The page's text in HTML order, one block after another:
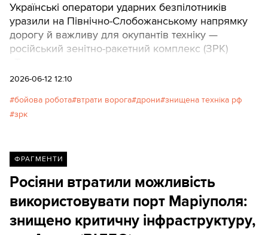
Українські оператори ударних безпілотників
уразили на Північно-Слобожанському напрямку
дорогу й важливу для окупантів техніку —
російський зенітно-ракетний комплекс (ЗРК)
2026-06-12 12:10
бойова робота втрати ворога дрони знищена техніка рф
зрк
ФРАГМЕНТИ
Росіяни втратили можливість
використовувати порт Маріуполя:
знищено критичну інфраструктуру,